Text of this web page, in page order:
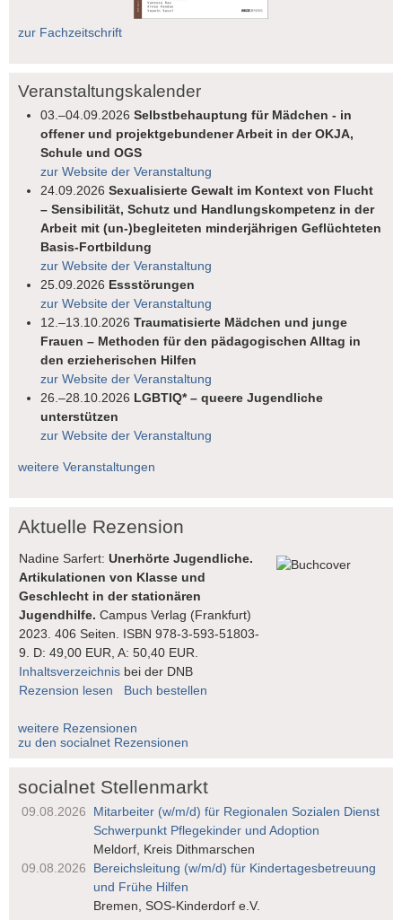
zur Fachzeitschrift
Veranstaltungskalender
03.–04.09.2026Selbstbehauptung für Mädchen - in
offener und projektgebundener Arbeit in der OKJA,
Schule und OGS
zur Website der Veranstaltung
24.09.2026Sexualisierte Gewalt im Kontext von Flucht
– Sensibilität, Schutz und Handlungskompetenz in der
Arbeit mit (un-)begleiteten minderjährigen Geflüchteten
Basis-Fortbildung
zur Website der Veranstaltung
25.09.2026 Essstörungen
zur Website der Veranstaltung
12.–13.10.2026Traumatisierte Mädchen und junge
Frauen – Methoden für den pädagogischen Alltag in
den erzieherischen Hilfen
zur Website der Veranstaltung
26.–28.10.2026 LGBTIQ* – queere Jugendliche
unterstützen
zur Website der Veranstaltung
weitere Veranstaltungen
Aktuelle Rezension
Nadine Sarfert:Unerhörte Jugendliche.
Artikulationen von Klasse und
Geschlecht in der stationären
Jugendhilfe.Campus Verlag (Frankfurt)
2023. 406 Seiten. ISBN 978-3-593-51803-
9. D: 49,00 EUR, A: 50,40 EUR.
Inhaltsverzeichnis bei der DNB
Rezension lesen
Buch bestellen
weitere Rezensionen
zu den socialnet Rezensionen
socialnet Stellenmarkt
09.08.2026
Mitarbeiter (w/m/d) für Regionalen Sozialen Dienst
Schwerpunkt Pflegekinder und Adoption
Meldorf, Kreis Dithmarschen
09.08.2026
Bereichsleitung (w/m/d) für Kindertages­betreuung
und Frühe Hilfen
Bremen, SOS-Kinderdorf e.V.